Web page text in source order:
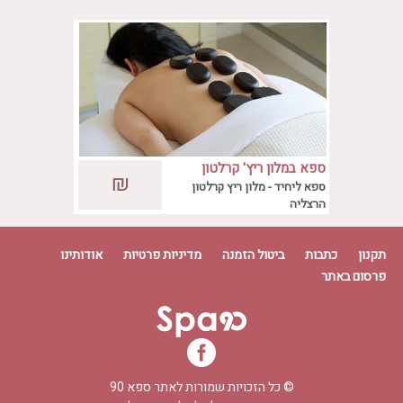
לספא ריץ-קרלטון שיתוף פעולה ייחודי עם
חברת הקוסמטיקה הישראלית כריסטינה, בעלת
מוצרי אנטי איג'ינג, טיפוח ואיזון, יוקרתיים
ומתקדמים.
₪
ספא במלון ריץ' קרלטון
הרצליה
ספא ליחיד - מלון ריץ קרלטון
הרצליה
תקנון כתבות ביטול הזמנה מדיניות פרטיות
אודותינו
פרסום באתר
© כל הזכויות שמורות לאתרספא 90